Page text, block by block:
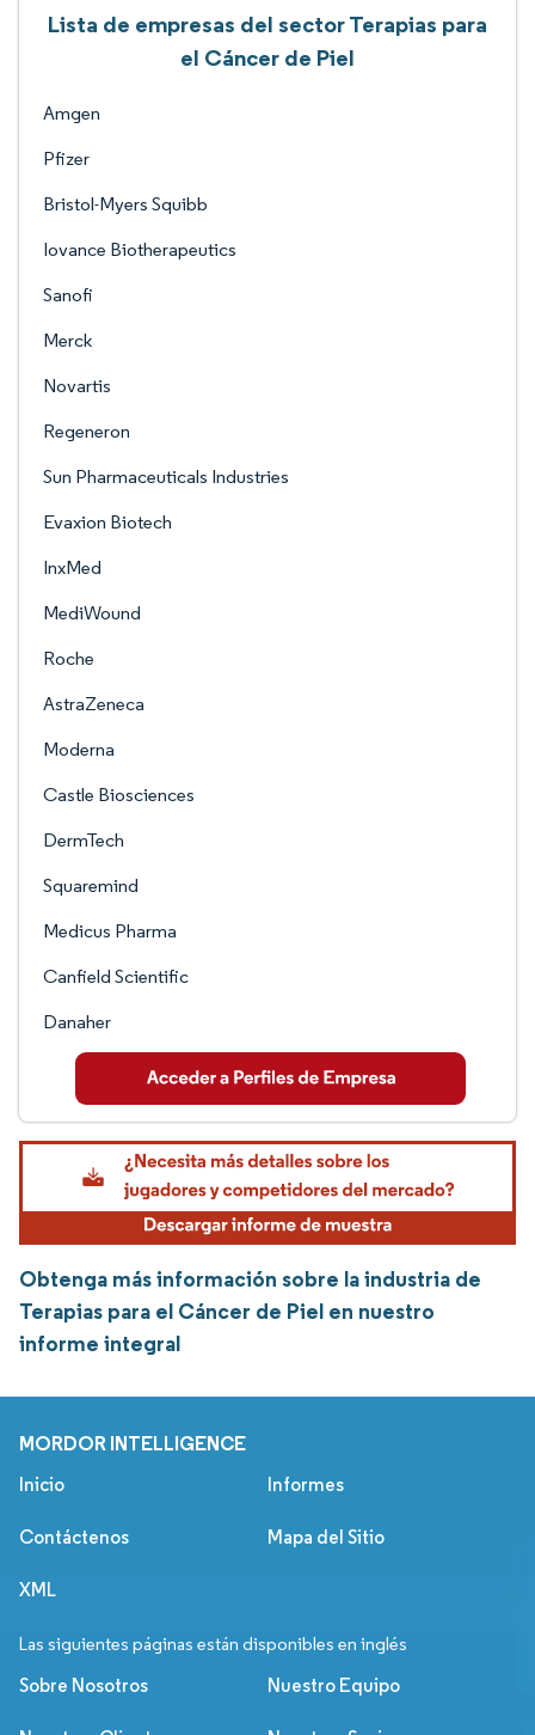
Lista de empresas del sector Terapias para
el Cáncer de Piel
Amgen
Pfizer
Bristol-Myers Squibb
Iovance Biotherapeutics
Sanofi
Merck
Novartis
Regeneron
Sun Pharmaceuticals Industries
Evaxion Biotech
InxMed
MediWound
Roche
AstraZeneca
Moderna
Castle Biosciences
DermTech
Squaremind
Medicus Pharma
Canfield Scientific
Danaher
Obtenga más información sobre la industria de
Terapias para el Cáncer de Piel en nuestro
informe integral
MORDOR INTELLIGENCE
Inicio Informes
Contáctenos Mapa del Sitio
XML
Las siguientes páginas están disponibles en inglés
Sobre Nosotros Nuestro Equipo